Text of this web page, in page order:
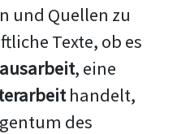
und Quellen zu
Texte, ob es
, eine
handelt,
des